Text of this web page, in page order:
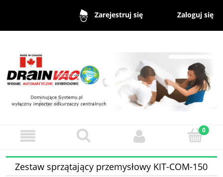
Zarejestruj się Zaloguj się
Zestaw sprzątający przemysłowy KIT-COM-150